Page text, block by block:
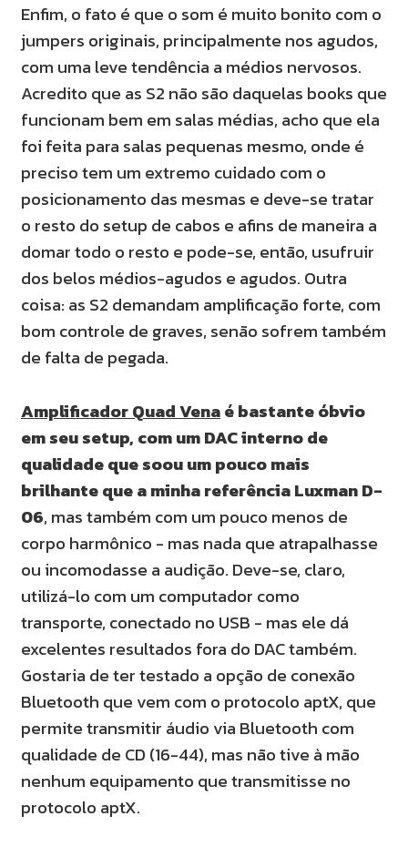
Enfim, o fato é que o som é muito bonito com o
jumpers originais, principalmente nos agudos,
com uma leve tendência a médios nervosos.
Acredito que as S2 não são daquelas books que
funcionam bem em salas médias, acho que ela
foi feita para salas pequenas mesmo, onde é
preciso tem um extremo cuidado com o
posicionamento das mesmas e deve-se tratar
o resto do setup de cabos e afins de maneira a
domar todo o resto e pode-se, então, usufruir
dos belos médios-agudos e agudos. Outra
coisa: as S2 demandam amplificação forte, com
bom controle de graves, senão sofrem também
de falta de pegada.
Amplificador Quad Venaé bastante óbvio
em seu setup, com um DAC interno de
qualidade que soou um pouco mais
brilhante que a minha referência Luxman D-
06, mas também com um pouco menos de
corpo harmônico - mas nada que atrapalhasse
ou incomodasse a audição. Deve-se, claro,
utilizá-lo com um computador como
transporte, conectado no USB - mas ele dá
excelentes resultados fora do DAC também.
Gostaria de ter testado a opção de conexão
Bluetooth que vem com o protocolo aptX, que
permite transmitir áudio via Bluetooth com
qualidade de CD (16-44), mas não tive à mão
nenhum equipamento que transmitisse no
protocolo aptX.